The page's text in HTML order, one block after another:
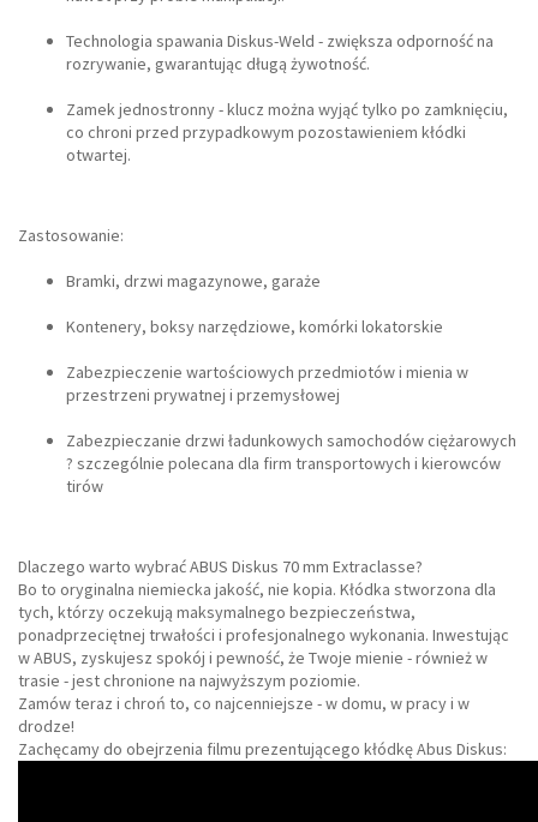
Technologia spawania Diskus-Weld - zwiększa odporność na
rozrywanie, gwarantując długą żywotność.
Zamek jednostronny - klucz można wyjąć tylko po zamknięciu,
co chroni przed przypadkowym pozostawieniem kłódki
otwartej.
Zastosowanie:
Bramki, drzwi magazynowe, garaże
Kontenery, boksy narzędziowe, komórki lokatorskie
Zabezpieczenie wartościowych przedmiotów i mienia w
przestrzeni prywatnej i przemysłowej
Zabezpieczanie drzwi ładunkowych samochodów ciężarowych
? szczególnie polecana dla firm transportowych i kierowców
tirów
Dlaczego warto wybrać ABUS Diskus 70 mm Extraclasse?
Bo to oryginalna niemiecka jakość, nie kopia. Kłódka stworzona dla
tych, którzy oczekują maksymalnego bezpieczeństwa,
ponadprzeciętnej trwałości i profesjonalnego wykonania. Inwestując
w ABUS, zyskujesz spokój i pewność, że Twoje mienie - również w
trasie - jest chronione na najwyższym poziomie.
Zamów teraz i chroń to, co najcenniejsze - w domu, w pracy i w
drodze!
Zachęcamy do obejrzenia filmu prezentującego kłódkę Abus Diskus: